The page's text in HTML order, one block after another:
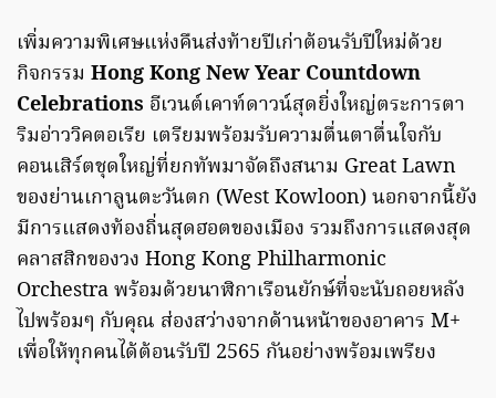
เพิ่มความพิเศษแห่งคืนส่งท้ายปีเก่าต้อนรับปีใหม่ด้วย
กิจกรรม Hong Kong New Year Countdown
Celebrations อีเวนต์เคาท์ดาวน์สุดยิ่งใหญ่ตระการตา
ริมอ่าววิคตอเรีย เตรียมพร้อมรับความตื่นตาตื่นใจกับ
คอนเสิร์ตชุดใหญ่ที่ยกทัพมาจัดถึงสนาม Great Lawn
ของย่านเกาลูนตะวันตก (West Kowloon) นอกจากนี้ยัง
มีการแสดงท้องถิ่นสุดฮอตของเมือง รวมถึงการแสดงสุด
คลาสสิกของวง Hong Kong Philharmonic
Orchestra พร้อมด้วยนาฬิกาเรือนยักษ์ที่จะนับถอยหลัง
ไปพร้อมๆ กับคุณ ส่องสว่างจากด้านหน้าของอาคาร M+
เพื่อให้ทุกคนได้ต้อนรับปี 2565 กันอย่างพร้อมเพรียง